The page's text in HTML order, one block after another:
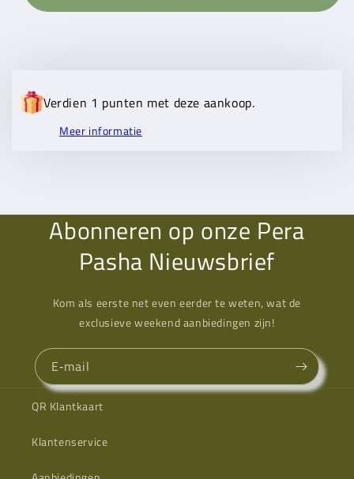
Verdien 1 punten met deze aankoop.
Meer informatie
Abonneren op onze Pera
Pasha Nieuwsbrief
Kom als eerste net even eerder te weten, wat de
exclusieve weekend aanbiedingen zijn!
E‑mail
QR Klantkaart
Klantenservice